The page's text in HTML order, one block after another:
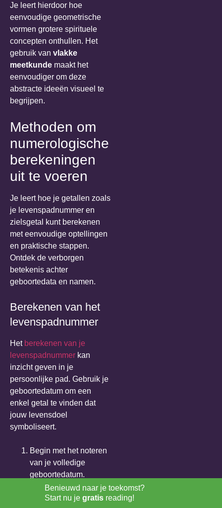
Je leert hierdoor hoe
eenvoudige geometrische
vormen grotere spirituele
concepten onthullen. Het
gebruik van vlakke
meetkunde maakt het
eenvoudiger om deze
abstracte ideeën visueel te
begrijpen.
Methoden om
numerologische
berekeningen
uit te voeren
Je leert hoe je getallen zoals
je levenspadnummer en
zielsgetal kunt berekenen
met eenvoudige optellingen
en praktische stappen.
Ontdek de verborgen
betekenis achter
geboortedata en namen.
Berekenen van het
levenspadnummer
Het berekenen van je
levenspadnummer kan
inzicht geven in je
persoonlijke pad. Gebruik je
geboortedatum om een
enkel getal te vinden dat
jouw levensdoel
symboliseert.
Begin met het noteren
van je volledige
geboortedatum.
Bijvoorbeeld: 18
augustus 1989.
Benieuwd naar je toekomst?
Start nu je gratis reading!